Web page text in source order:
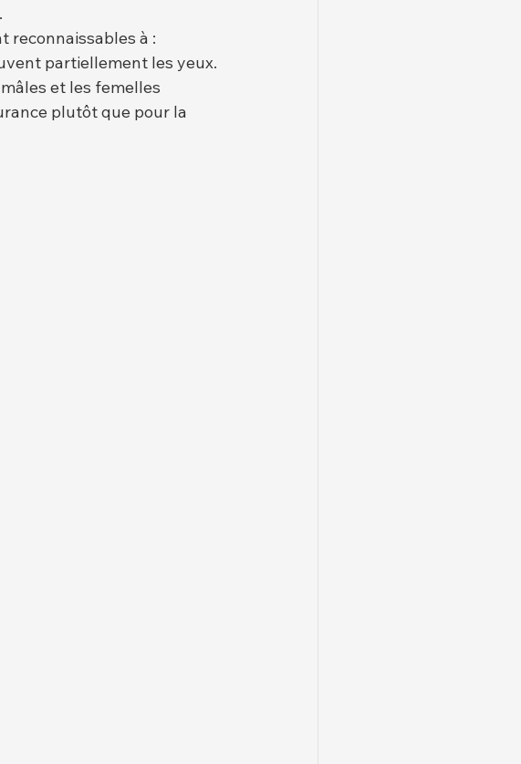
reconnaissables à :
partiellement les yeux.
et les femelles
plutôt que pour la